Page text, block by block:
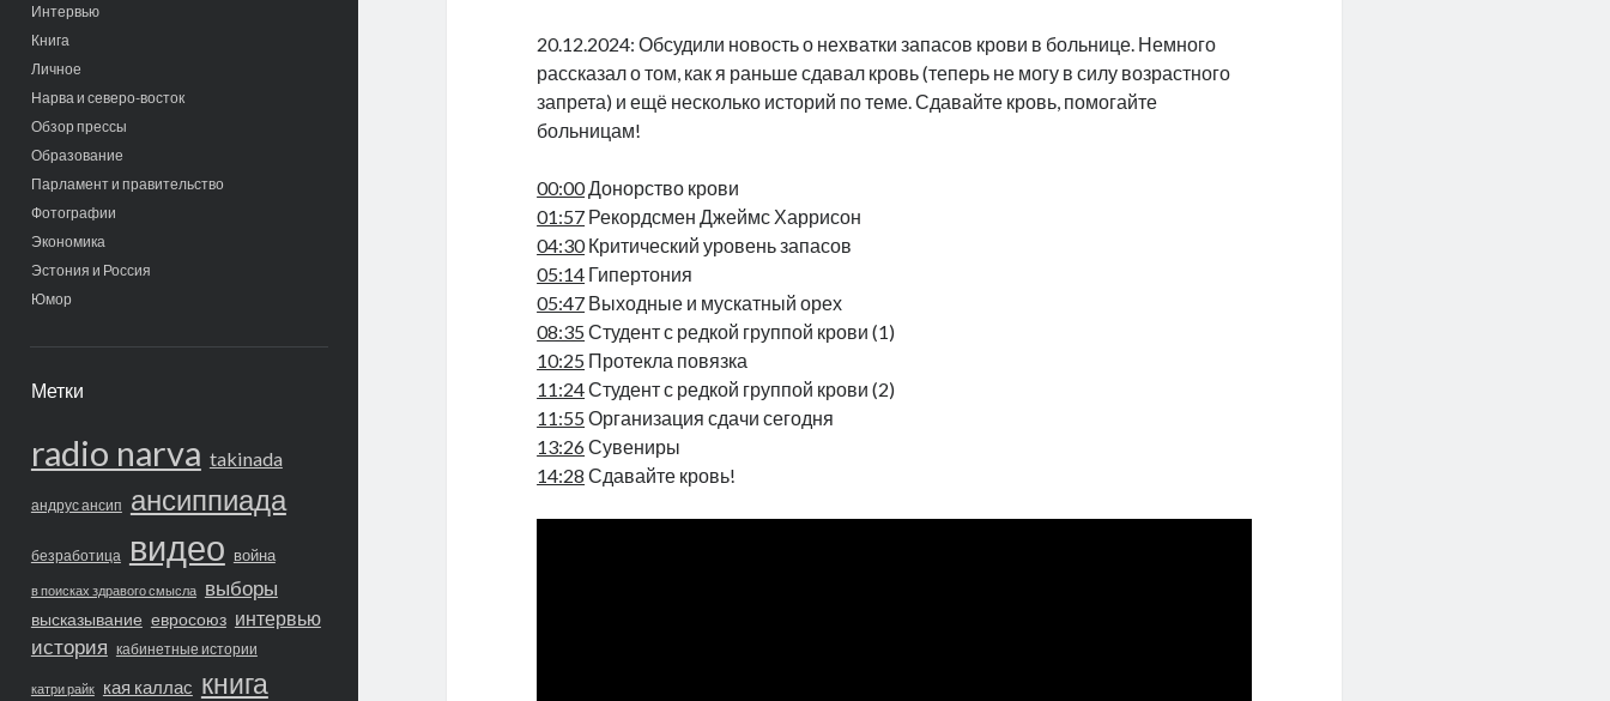
Интервью
Книга
Личное
Нарва и северо-восток
Обзор прессы
Образование
Парламент и правительство
Фотографии
Экономика
Эстония и Россия
Юмор
Метки
radio narva takinada
андрус ансип ансиппиада
безработица видео война
в поисках здравого смысла выборы
высказывание евросоюз интервью
история кабинетные истории
катри райк кая каллас книга
20.12.2024: Обсудили новость о нехватки запасов крови в больнице. Немного
рассказал о том, как я раньше сдавал кровь (теперь не могу в силу возрастного
запрета) и ещё несколько историй по теме. Сдавайте кровь, помогайте
больницам!
00:00Донорство крови
01:57 Рекордсмен Джеймс Харрисон
04:30Критический уровень запасов
05:14 Гипертония
05:47 Выходные и мускатный орех
08:35 Студент с редкой группой крови (1)
10:25 Протекла повязка
11:24Студент с редкой группой крови (2)
11:55 Организация сдачи сегодня
13:26Сувениры
14:28 Сдавайте кровь!